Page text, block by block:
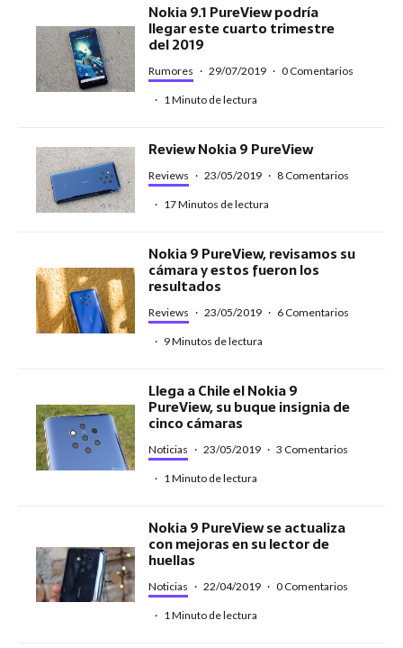
Nokia 9.1 PureView podría
llegar este cuarto trimestre
del 2019
Rumores · 29/07/2019 · 0 Comentarios
· 1 Minuto de lectura
Review Nokia 9 PureView
Reviews · 23/05/2019 · 8 Comentarios
· 17 Minutos de lectura
Nokia 9 PureView, revisamos su
cámara y estos fueron los
resultados
Reviews · 23/05/2019 · 6 Comentarios
· 9 Minutos de lectura
Llega a Chile el Nokia 9
PureView, su buque insignia de
cinco cámaras
Noticias · 23/05/2019 · 3 Comentarios
· 1 Minuto de lectura
Nokia 9 PureView se actualiza
con mejoras en su lector de
huellas
Noticias · 22/04/2019 · 0 Comentarios
· 1 Minuto de lectura